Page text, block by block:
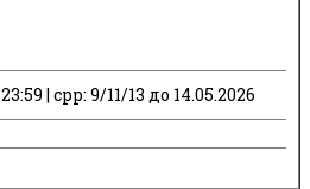
| cpp: 9/11/13 до 14.05.2026